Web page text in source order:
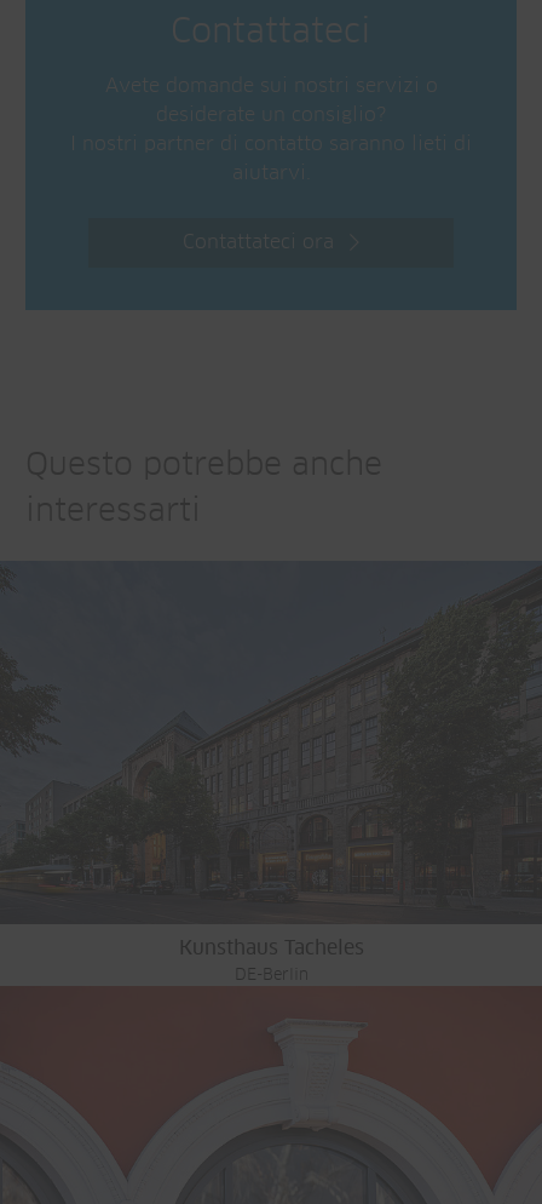
Contattateci
Avete domande sui nostri servizi o
desiderate un consiglio?
I nostri partner di contatto saranno lieti di
aiutarvi.
Contattateci ora
Kunsthaus Tacheles
DE-Berlin